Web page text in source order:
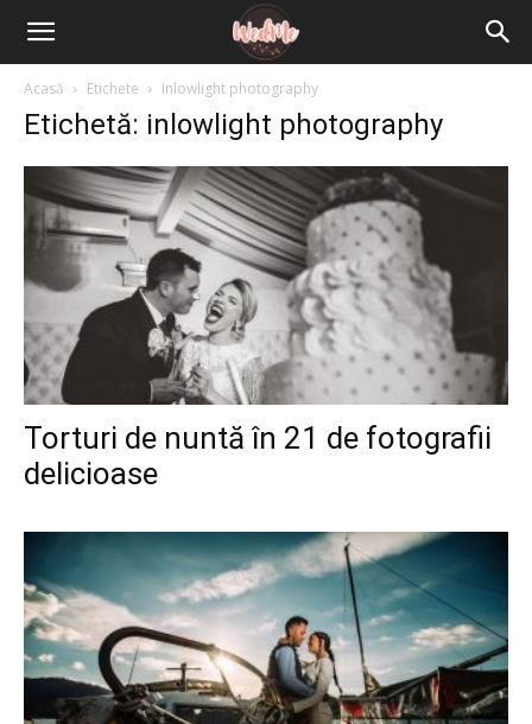
Acasă Etichete Inlowlight photography
Etichetă: inlowlight photography
Torturi de nuntă în 21 de fotografii
delicioase